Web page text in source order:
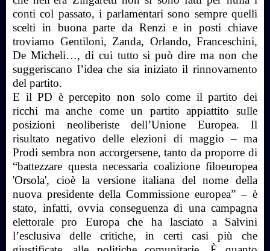
conti col passato, i parlamentari sono sempre quelli
scelti in buona parte da Renzi e in posti chiave
troviamo Gentiloni, Zanda, Orlando, Franceschini,
De Micheli…, di cui tutto si può dire ma non che
suggeriscano l’idea che sia iniziato il rinnovamento
del partito.
E il PD è percepito non solo come il partito dei
ricchi ma anche come un partito appiattito sulle
posizioni neoliberiste dell’Unione Europea. Il
risultato negativo delle elezioni di maggio – ma
Prodi sembra non accorgersene, tanto da proporre di
“battezzare questa necessaria coalizione filoeuropea
'Orsola', cioè la versione italiana del nome della
nuova presidente della Commissione europea” – è
stato, infatti, ovvia conseguenza di una campagna
elettorale pro Europa che ha lasciato a Salvini
l’esclusiva delle critiche, in certi casi più che